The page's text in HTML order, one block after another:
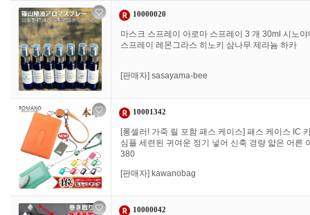
10000020
마스크 스프레이 아로마 스프레이 3 개 30ml 시노
스프레이 레몬그라스 히노키 삼나무 제라늄 하카
[판매자] sasayama-bee
10001342
[롱셀러! 가죽 릴 포함 패스 케이스] 패스 케이스 IC
심플 세련된 귀여운 정기 넣어 신축 경량 얇은 어른
380
[판매자] kawanobag
10000042